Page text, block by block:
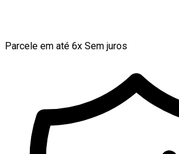
Parcele em até 6x Sem juros